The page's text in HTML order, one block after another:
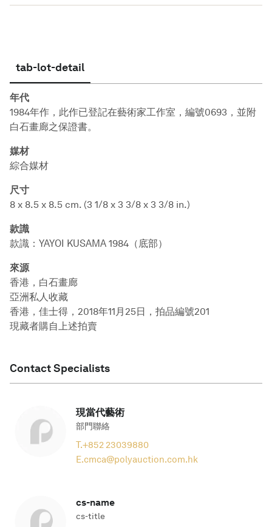
tab-lot-detail
年代
1984年作，此作已登記在藝術家工作室，編號0693，並附
白石畫廊之保證書。
媒材
綜合媒材
尺寸
8 x 8.5 x 8.5 cm. (3 1/8 x 3 3/8 x 3 3/8 in.)
款識
款識：YAYOI KUSAMA 1984（底部）
來源
香港，白石畫廊
亞洲私人收藏
香港，佳士得，2018年11月25日，拍品編號201
現藏者購自上述拍賣
Contact Specialists
現當代藝術
部門聯絡
T.+852 23039880
E.cmca@polyauction.com.hk
cs-name
cs-title